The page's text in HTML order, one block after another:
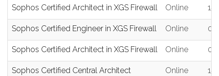
Sophos Certified Architect in XGS Firewall Online
Sophos Certified Engineer in XGS Firewall Online
Sophos Certified Architect in XGS Firewall Online
Sophos Certified Central Architect Online